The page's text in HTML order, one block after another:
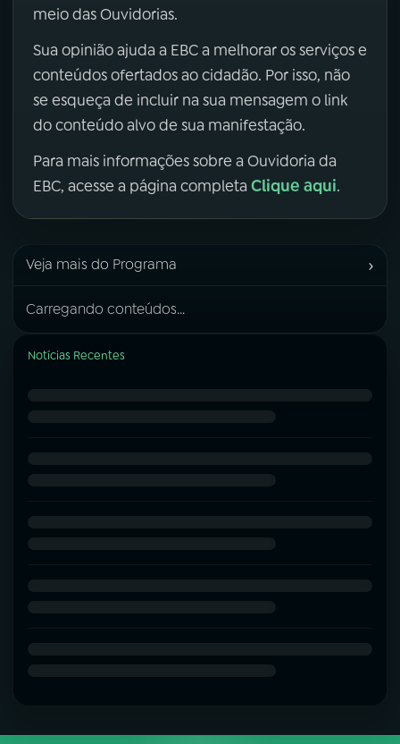
meio das Ouvidorias.
Sua opinião ajuda a EBC a melhorar os serviços e
conteúdos ofertados ao cidadão. Por isso, não
se esqueça de incluir na sua mensagem o link
do conteúdo alvo de sua manifestação.
Para mais informações sobre a Ouvidoria da
EBC, acesse a página completa Clique aqui.
Veja mais do Programa ›
Carregando conteúdos...
Notícias Recentes